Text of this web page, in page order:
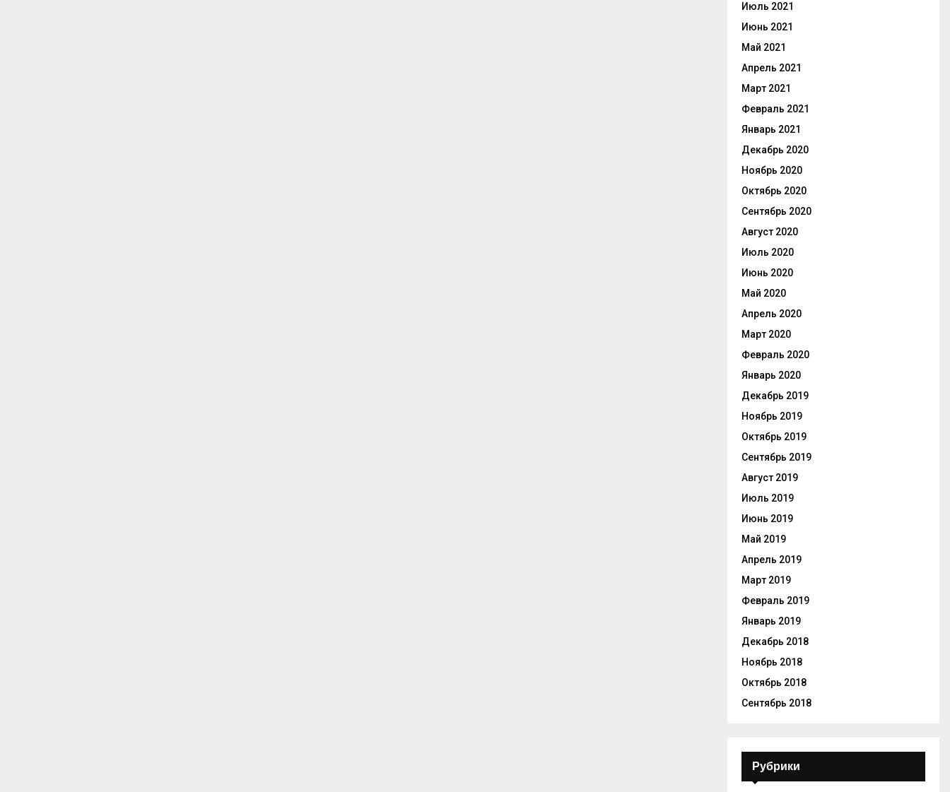
Июль 2021
Июнь 2021
Май 2021
Апрель 2021
Март 2021
Февраль 2021
Январь 2021
Декабрь 2020
Ноябрь 2020
Октябрь 2020
Сентябрь 2020
Август 2020
Июль 2020
Июнь 2020
Май 2020
Апрель 2020
Март 2020
Февраль 2020
Январь 2020
Декабрь 2019
Ноябрь 2019
Октябрь 2019
Сентябрь 2019
Август 2019
Июль 2019
Июнь 2019
Май 2019
Апрель 2019
Март 2019
Февраль 2019
Январь 2019
Декабрь 2018
Ноябрь 2018
Октябрь 2018
Сентябрь 2018
Рубрики